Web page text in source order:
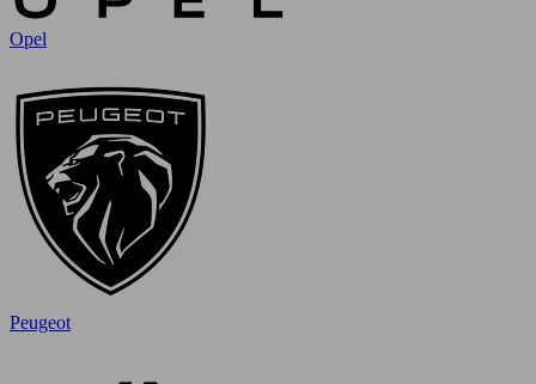
Opel
Peugeot